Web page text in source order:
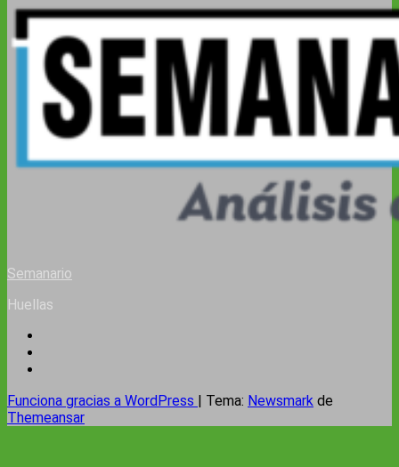
Semanario
Huellas
Funciona gracias a WordPress | Tema: Newsmark de
Themeansar